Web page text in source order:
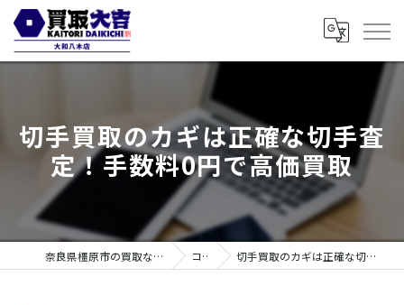
切手買取のカギは正確な切手査
定！手数料0円で高価買取
奈良県橿原市の買取なら買取大吉 大和八木店 コラム 切手買取のカギは正確な切手査定！手数料0円で高価買取